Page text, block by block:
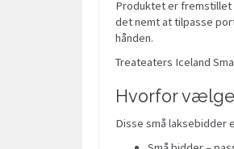
Produktet er fremstillet
det nemt at tilpasse
hånden.
Treateaters Iceland
Hvorfor vælge
Disse små laksebidder